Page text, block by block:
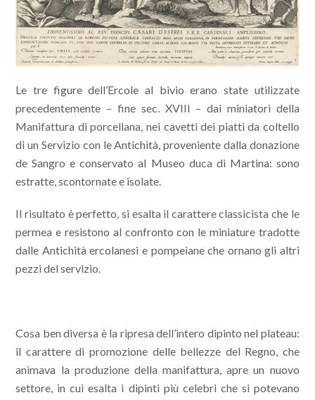
Le tre figure dell’Ercole al bivio erano state utilizzate
precedentemente – fine sec. XVIII – dai miniatori della
Manifattura di porcellana, nei cavetti dei piatti da coltello
di un Servizio con le Antichità, proveniente dalla donazione
de Sangro e conservato al Museo duca di Martina: sono
estratte, scontornate e isolate.
Il risultato è perfetto, si esalta il carattere classicista che le
permea e resistono al confronto con le miniature tradotte
dalle Antichità ercolanesi e pompeiane che ornano gli altri
pezzi del servizio.
Cosa ben diversa è la ripresa dell’intero dipinto nel plateau:
il carattere di promozione delle bellezze del Regno, che
animava la produzione della manifattura, apre un nuovo
settore, in cui esalta i dipinti più celebri che si potevano